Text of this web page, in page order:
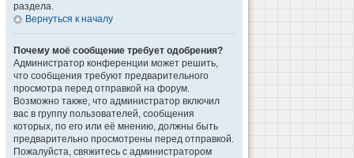
раздела.
Вернуться к началу
Почему моё сообщение требует одобрения?
Администратор конференции может решить,
что сообщения требуют предварительного
просмотра перед отправкой на форум.
Возможно также, что администратор включил
вас в группу пользователей, сообщения
которых, по его или её мнению, должны быть
предварительно просмотрены перед отправкой.
Пожалуйста, свяжитесь с администратором